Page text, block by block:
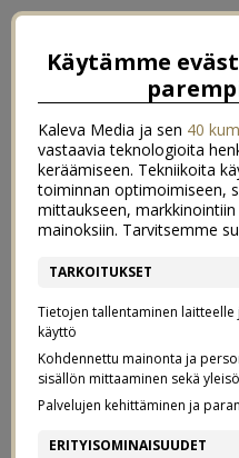
Juhlavasti housuissa
KAMERAN
Käytämme
Kaleva Media ja sen 40
vastaavia teknologioita
keräämiseen. Tekniikoita
toiminnan optimoimiseen,
mittaukseen,
mainoksiin. Tarvitsemme
TARKOITUKSET
Tietojen tallentaminen
käyttö
Kohdennettu mainonta ja
sisällön mittaaminen sekä
Palvelujen kehittäminen ja
ERITYISOMINAISUUDET